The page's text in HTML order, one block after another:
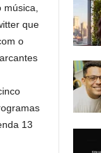
que
o
13